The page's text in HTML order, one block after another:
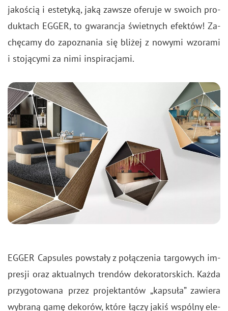
ja­ko­ścią i es­te­ty­ką, jaką za­wsze ofe­ru­je w swo­ich pro­
duk­tach EGGER, to gwa­ran­cja świet­nych efek­tów! Za­
chę­ca­my do za­po­zna­nia się bli­żej z no­wy­mi wzo­ra­mi
i sto­ją­cy­mi za nimi in­spi­ra­cja­mi.
EGGER Cap­su­les po­wsta­ły z po­łą­cze­nia tar­go­wych im­
pre­sji oraz ak­tu­al­nych tren­dów de­ko­ra­tor­skich. Każda
przy­go­to­wa­na przez pro­jek­tan­tów „kap­su­ła” za­wie­ra
wy­bra­ną gamę de­ko­rów, które łączy jakiś wspól­ny ele­